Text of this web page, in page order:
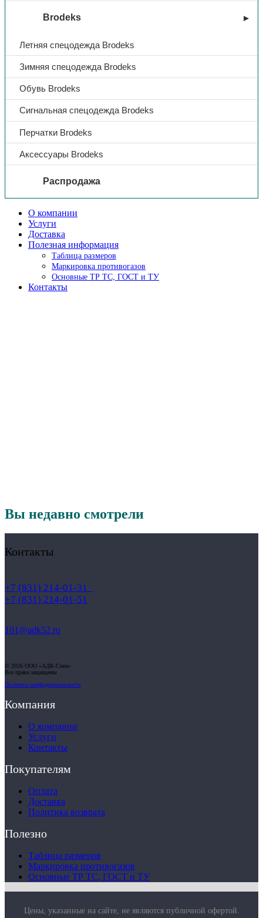
Brodeks
Летняя спецодежда Brodeks
Зимняя спецодежда Brodeks
Обувь Brodeks
Сигнальная спецодежда Brodeks
Перчатки Brodeks
Аксессуары Brodeks
Распродажа
О компании
Услуги
Доставка
Полезная информация
Таблица размеров
Маркировка противогазов
Основные ТР ТС, ГОСТ и ТУ
Контакты
Цвет синий
Вы недавно смотрели
Контакты
+7 (831) 214-01-31
+7 (831) 214-01-51
101@adk52.ru
© 2026 ООО «АДК-Спец»
Все права защищены
Политика конфиденциальности
Компания
О компании
Услуги
Контакты
Покупателям
Оплата
Доставка
Политика возврата
Полезно
Таблица размеров
Маркировка противогазов
Основные ТР ТС, ГОСТ и ТУ
Цены, указанные на сайте, не являются публичной офертой.